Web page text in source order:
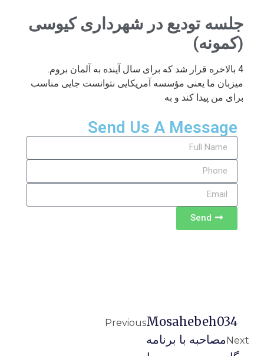
جلسه تودیع در شهرداری کیوسی
(کمونه)
4 بالاخره قرار شد که برای سال آینده به آلمان بروم.
میزبان ما یعنی مؤسسه آمریکایی نتوانست جایی مناسب
برای من پیدا کند و به
Send Us A Message
Send
PreviousMosahebeh034
Nextمصاحبه با برنامه